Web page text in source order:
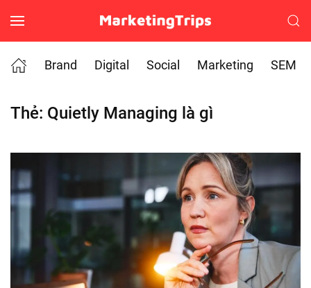
Skip to main content
Brand
Digital Social Marketing SEM
Thẻ: Quietly Managing là gì